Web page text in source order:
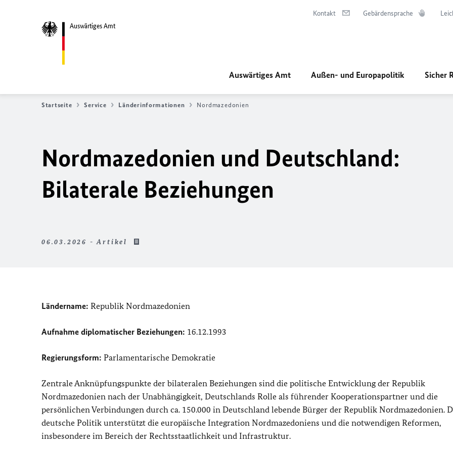
Auswärtiges Amt
Kontakt Gebärdensprache
Auswärtiges Amt Außen- und Europapolitik Sicher
Startseite Service Länderinformationen Nordmazedonien
Nordmazedonien und Deutschland:
Bilaterale Beziehungen
06.03.2026 - Artikel
Ländername: Republik Nordmazedonien
Aufnahme diplomatischer Beziehungen: 16.12.1993
Regierungsform: Parlamentarische Demokratie
Zentrale Anknüpfungspunkte der bilateralen Beziehungen sind die politische Entwicklung der Republik
Nordmazedonien nach der Unabhängigkeit, Deutschlands Rolle als führender Kooperationspartner und die
persönlichen Verbindungen durch ca. 150.000 in Deutschland lebende Bürger der Republik Nordmazedonien.
deutsche Politik unterstützt die europäische Integration Nordmazedoniens und die notwendigen Reformen,
insbesondere im Bereich der Rechtsstaatlichkeit und Infrastruktur.